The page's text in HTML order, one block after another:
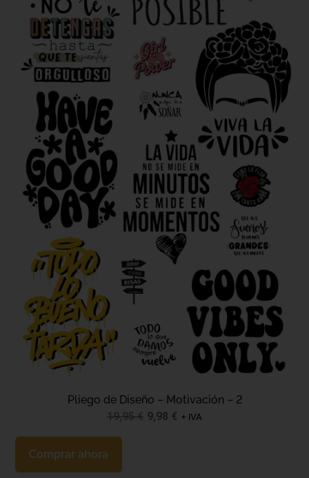
Pliego de Diseño – Motivación – 2
19,95€ 9,98 € + IVA
Comprar ahora